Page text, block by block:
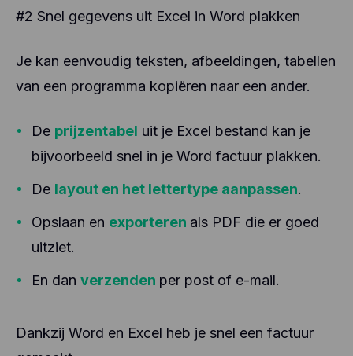
#2 Snel gegevens uit Excel in Word plakken
Je kan eenvoudig teksten, afbeeldingen, tabellen
van een programma kopiëren naar een ander.
De prijzentabel uit je Excel bestand kan je
bijvoorbeeld snel in je Word factuur plakken.
De layout en het lettertype aanpassen.
Opslaan en exporteren als PDF die er goed
uitziet.
En dan verzenden per post of e-mail.
Dankzij Word en Excel heb je snel een factuur